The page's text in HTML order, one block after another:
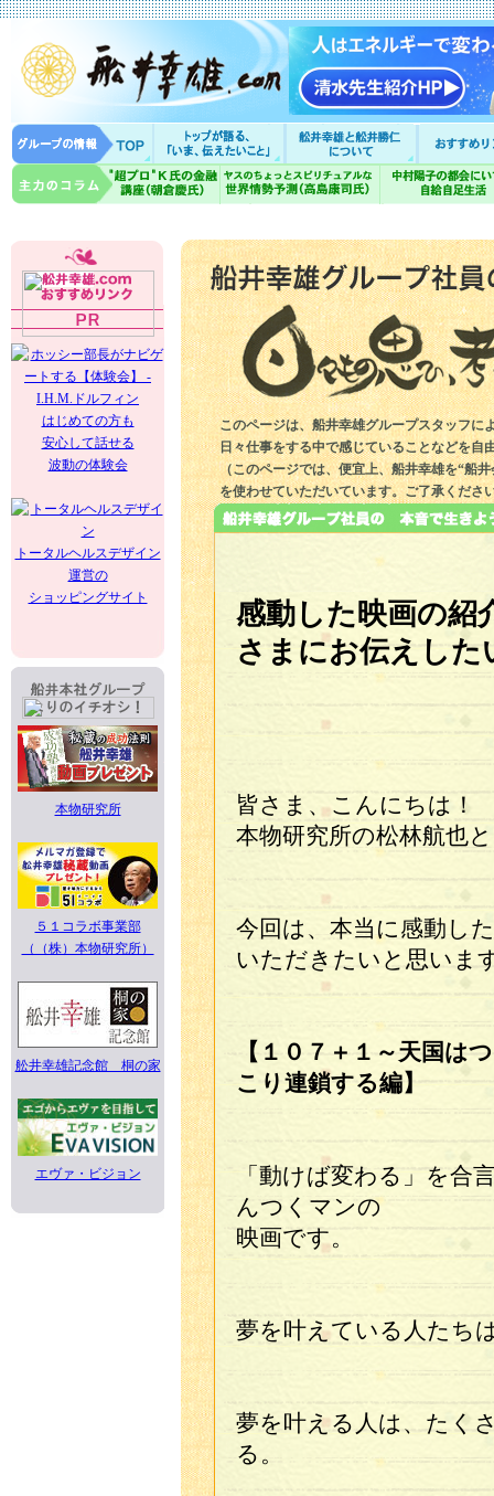
はじめての方も
安心して話せる
波動の体験会
トータルヘルスデザイン
運営の
ショッピングサイト
本物研究所
５１コラボ事業部
（（株）本物研究所）
舩井幸雄記念館 桐の家
エヴァ・ビジョン
このページは、船井幸雄グループスタッフに
日々仕事をする中で感じていることなどを自
（このページでは、便宜上、船井幸雄を“船
を使わせていただいています。ご了承くださ
感動した映画の
さまにお伝えした
皆さま、こんにちは！
本物研究所の松林航也
今回は、本当に感動し
いただきたいと思いま
【１０７＋１～天国
こり連鎖する編】
「動けば変わる」を合
んつくマンの
映画です。
夢を叶えている人たち
夢を叶える人は、たく
る。